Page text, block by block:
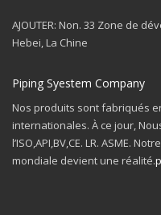
AJOUTER: Non. 33 Zone de
Hebei, La Chine
Piping Syestem Company
Nos produits sont fabriqués
internationales. À ce jour,
l’ISO,API,BV,CE. LR. ASME.
mondiale devient une réalité.